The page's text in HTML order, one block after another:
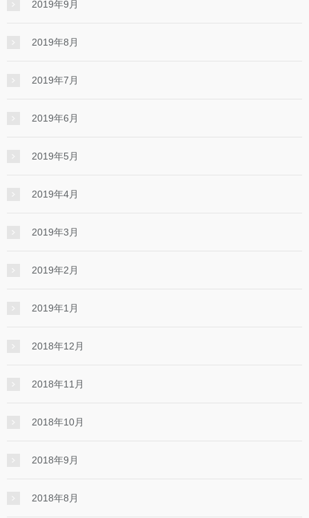
2019年9月
2019年8月
2019年7月
2019年6月
2019年5月
2019年4月
2019年3月
2019年2月
2019年1月
2018年12月
2018年11月
2018年10月
2018年9月
2018年8月